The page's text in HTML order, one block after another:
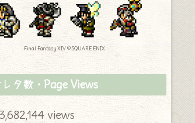
Final Fantasy XIV © SQUARE ENIX
レタ数・Page Views
views